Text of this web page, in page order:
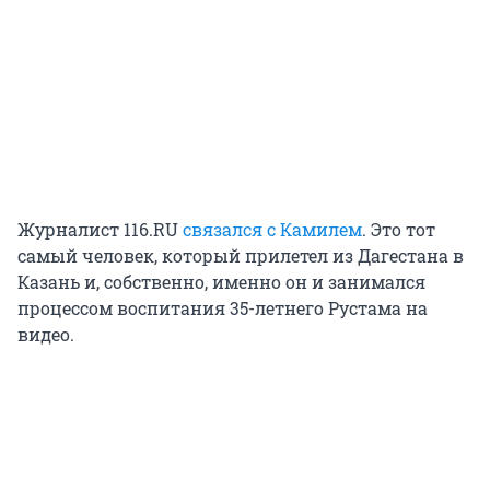
Журналист 116.RUсвязался с Камилем. Это тот
самый человек, который прилетел из Дагестана в
Казань и, собственно, именно он и занимался
процессом воспитания 35-летнего Рустама на
видео.